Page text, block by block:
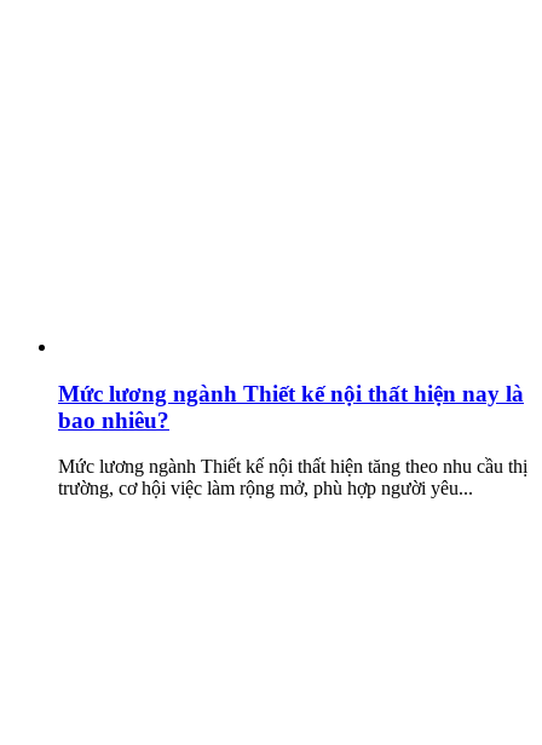
Mức lương ngành Thiết kế nội thất hiện nay là
bao nhiêu?
Mức lương ngành Thiết kế nội thất hiện tăng theo nhu cầu thị
trường, cơ hội việc làm rộng mở, phù hợp người yêu...